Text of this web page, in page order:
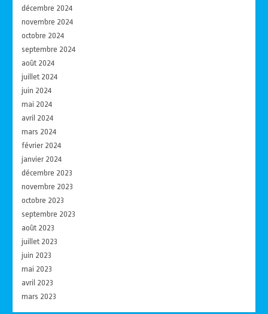
décembre 2024
novembre 2024
octobre 2024
septembre 2024
août 2024
juillet 2024
juin 2024
mai 2024
avril 2024
mars 2024
février 2024
janvier 2024
décembre 2023
novembre 2023
octobre 2023
septembre 2023
août 2023
juillet 2023
juin 2023
mai 2023
avril 2023
mars 2023